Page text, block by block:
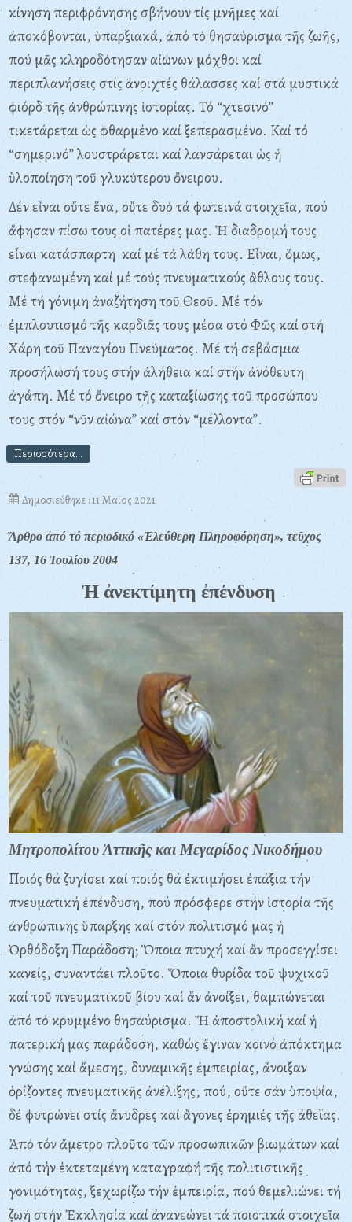
κίνηση περιφρόνησης σβήνουν τίς μνῆμες καί
ἀποκόβονται, ὑπαρξιακά, ἀπό τό θησαύρισμα τῆς ζωῆς,
πού μᾶς κληροδότησαν αἰώνων μόχθοι καί
περιπλανήσεις στίς ἀνοιχτές θάλασσες καί στά μυστικά
φιόρδ τῆς ἀνθρώπινης ἱστορίας. Τό “χτεσινό”
τικετάρεται ὡς φθαρμένο καί ξεπερασμένο. Καί τό
“σημερινό” λουστράρεται καί λανσάρεται ὡς ἡ
ὑλοποίηση τοῦ γλυκύτερου ὄνειρου.
Δέν εἶναι οὔτε ἕνα, οὔτε δυό τά φωτεινά στοιχεῖα, πού
ἄφησαν πίσω τους οἱ πατέρες μας. Ἡ διαδρομή τους
εἶναι κατάσπαρτη καί μέ τά λάθη τους. Εἶναι, ὅμως,
στεφανωμένη καί μέ τούς πνευματικούς ἄθλους τους.
Μέ τή γόνιμη ἀναζήτηση τοῦ Θεοῦ. Μέ τόν
ἐμπλουτισμό τῆς καρδιᾶς τους μέσα στό Φῶς καί στή
Χάρη τοῦ Παναγίου Πνεύματος. Μέ τή σεβάσμια
προσήλωσή τους στήν ἀλήθεια καί στήν ἀνόθευτη
ἀγάπη. Μέ τό ὄνειρο τῆς καταξίωσης τοῦ προσώπου
τους στόν “νῦν αἰώνα” καί στόν “μέλλοντα”.
Περισσότερα...
Δημοσιεύθηκε : 11 Μαϊος 2021
Ἄρθρο ἀπό τό περιοδικό «Ἐλεύθερη Πληροφόρηση», τεῦχος
137, 16 Ἰουλίου 2004
Ἡ ἀνεκτίμητη ἐπένδυση
Μητροπολίτου Ἀττικῆς και Μεγαρίδος Νικοδήμου
Ποιός θά ζυγίσει καί ποιός θά ἐκτιμήσει ἐπάξια τήν
πνευματική ἐπένδυση, πού πρόσφερε στήν ἱστορία τῆς
ἀνθρώπινης ὕπαρξης καί στόν πολιτισμό μας ἡ
Ὀρθόδοξη Παράδοση; Ὅποια πτυχή καί ἄν προσεγγίσει
κανείς, συναντάει πλοῦτο. Ὅποια θυρίδα τοῦ ψυχικοῦ
καί τοῦ πνευματικοῦ βίου καί ἄν ἀνοίξει, θαμπώνεται
ἀπό τό κρυμμένο θησαύρισμα. Ἥ ἀποστολική καί ἡ
πατερική μας παράδοση, καθώς ἔγιναν κοινό ἀπόκτημα
γνώσης καί ἄμεσης, δυναμικῆς ἐμπειρίας, ἄνοιξαν
ὁρίζοντες πνευματικῆς ἀνέλιξης, πού, οὔτε σάν ὑποψία,
δέ φυτρώνει στίς ἄνυδρες καί ἄγονες ἐρημιές τῆς ἀθεΐας.
Ἀπό τόν ἄμετρο πλοῦτο τῶν προσωπικῶν βιωμάτων καί
ἀπό τήν ἐκτεταμένη καταγραφή τῆς πολιτιστικῆς
γονιμότητας, ξεχωρίζω τήν ἐμπειρία, πού θεμελιώνει τή
ζωή στήν Ἐκκλησία καί ἀνανεώνει τά ποιοτικά στοιχεῖα